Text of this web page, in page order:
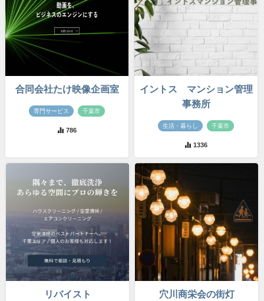
合同会社たけ映像企画室
専門サービス 千葉市
786
イントス マンション管理
事務所
生活・暮らし 千葉市
1336
リバイスト 穴川商栄会の街灯